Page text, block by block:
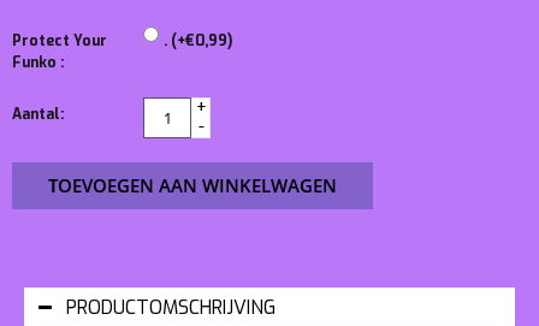
Protect Your
Funko :
. (+€0,99)
Aantal:
+
-
TOEVOEGEN AAN WINKELWAGEN
PRODUCTOMSCHRIJVING